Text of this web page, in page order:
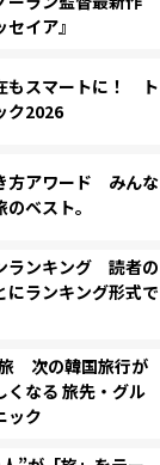
セイア』
もスマートに！ ト
ク2026
方アワード みんな
ベスト。
ランキング 読者の
にランキング形式で
次の韓国旅行が
くなる 旅先・グル
ック